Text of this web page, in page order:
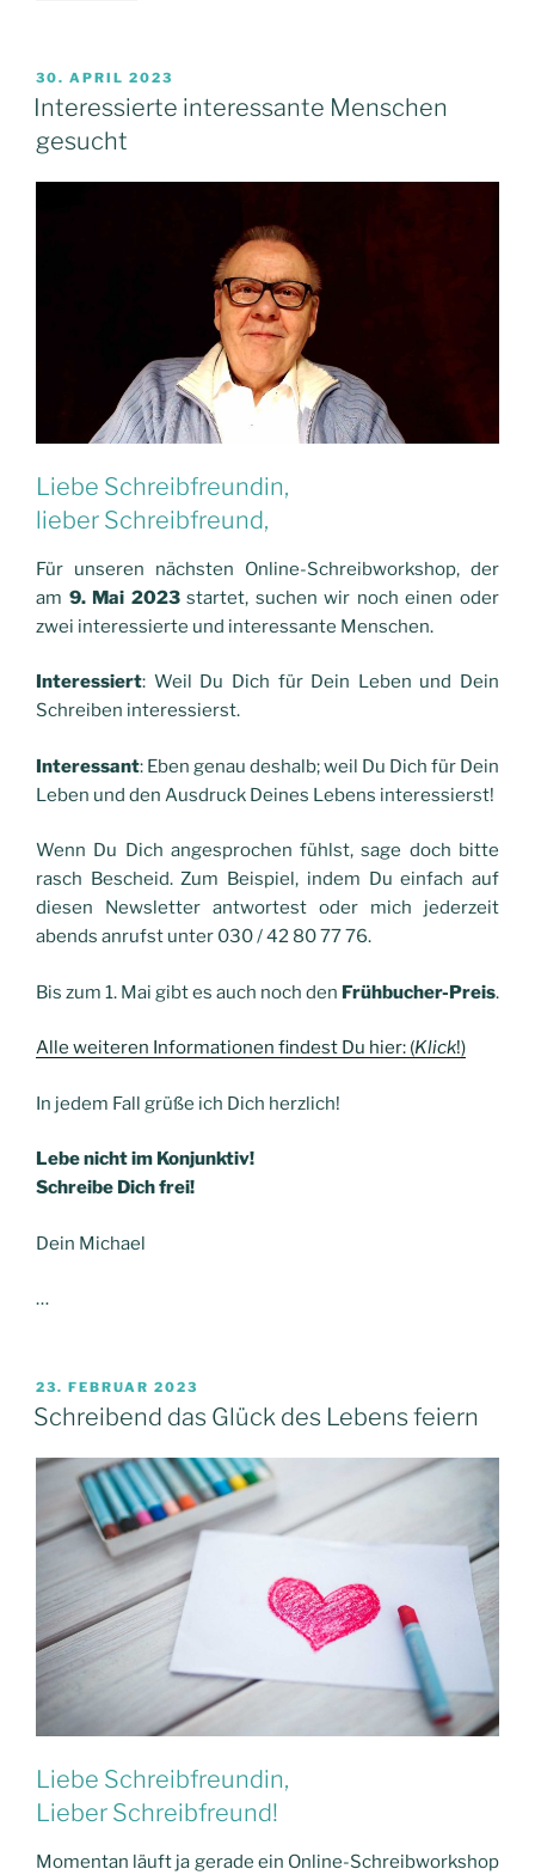
Großes
kommt!“
VERÖFFENTLICHT
AM
30. APRIL 2023
Interessierte interessante Menschen
gesucht
Liebe Schreibfreundin,
lieber Schreibfreund,
Für unseren nächsten Online-Schreibworkshop, der
am 9. Mai 2023startet, suchen wir noch einen oder
zwei interessierte und interessante Menschen.
Interessiert: Weil Du Dich für Dein Leben und Dein
Schreiben interessierst.
Interessant: Eben genau deshalb; weil Du Dich für Dein
Leben und den Ausdruck Deines Lebens interessierst!
Wenn Du Dich angesprochen fühlst, sage doch bitte
rasch Bescheid. Zum Beispiel, indem Du einfach auf
diesen Newsletter antwortest oder mich jederzeit
abends anrufst unter 030 / 42 80 77 76.
Bis zum 1. Mai gibt es auch noch den Frühbucher-Preis.
Alle weiteren Informationen findest Du hier: (Klick!)
In jedem Fall grüße ich Dich herzlich!
Lebe nicht im Konjunktiv!
Schreibe Dich frei!
Dein Michael
…
VERÖFFENTLICHT
AM
23. FEBRUAR 2023
Schreibend das Glück des Lebens feiern
Liebe Schreibfreundin,
Lieber Schreibfreund!
Momentan läuft ja gerade ein Online-Schreibworkshop